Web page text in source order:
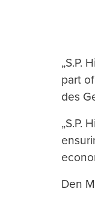
„S.P.
part
des
„S.P.
Den